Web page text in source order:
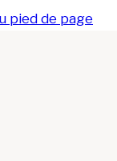
pied de page